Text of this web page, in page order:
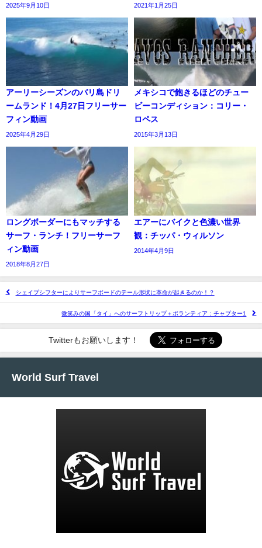
2025年9月10日 2021年1月25日
アーリーシーズンのバリ島ドリ
ームランド！4月27日フリーサー
フィン動画
2025年4月29日
メキシコで飽きるほどのチュー
ビーコンディション：コリー・
ロペス
2015年3月13日
ロングボーダーにもマッチする
サーフ・ランチ！フリーサーフ
ィン動画
2018年8月27日
エアーにバイクと色濃い世界
観：チッパ・ウィルソン
2014年4月9日
シェイプシフターによりサーフボードのテール形状に革命が起きるのか！？
微笑みの国「タイ」へのサーフトリップ＋ボランティア：チャプター1
Twitterもお願いします！
World Surf Travel